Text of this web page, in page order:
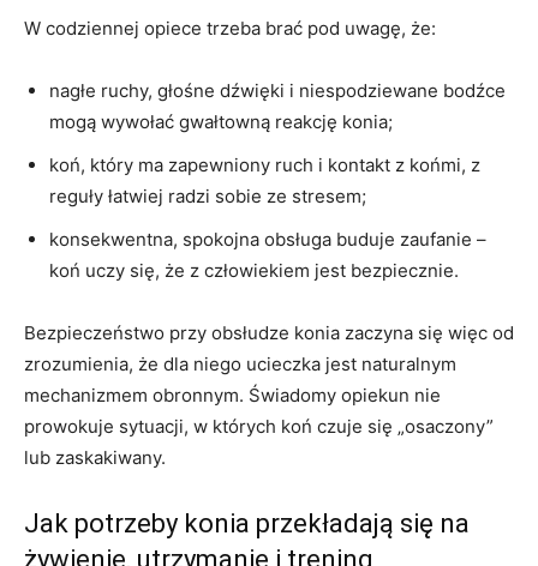
W codziennej opiece trzeba brać pod uwagę, że:
nagłe ruchy, głośne dźwięki i niespodziewane bodźce
mogą wywołać gwałtowną reakcję konia;
koń, który ma zapewniony ruch i kontakt z końmi, z
reguły łatwiej radzi sobie ze stresem;
konsekwentna, spokojna obsługa buduje zaufanie –
koń uczy się, że z człowiekiem jest bezpiecznie.
Bezpieczeństwo przy obsłudze konia zaczyna się więc od
zrozumienia, że dla niego ucieczka jest naturalnym
mechanizmem obronnym. Świadomy opiekun nie
prowokuje sytuacji, w których koń czuje się „osaczony”
lub zaskakiwany.
Jak potrzeby konia przekładają się na
żywienie, utrzymanie i trening